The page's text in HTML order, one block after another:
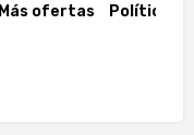
Más ofertas Políticas